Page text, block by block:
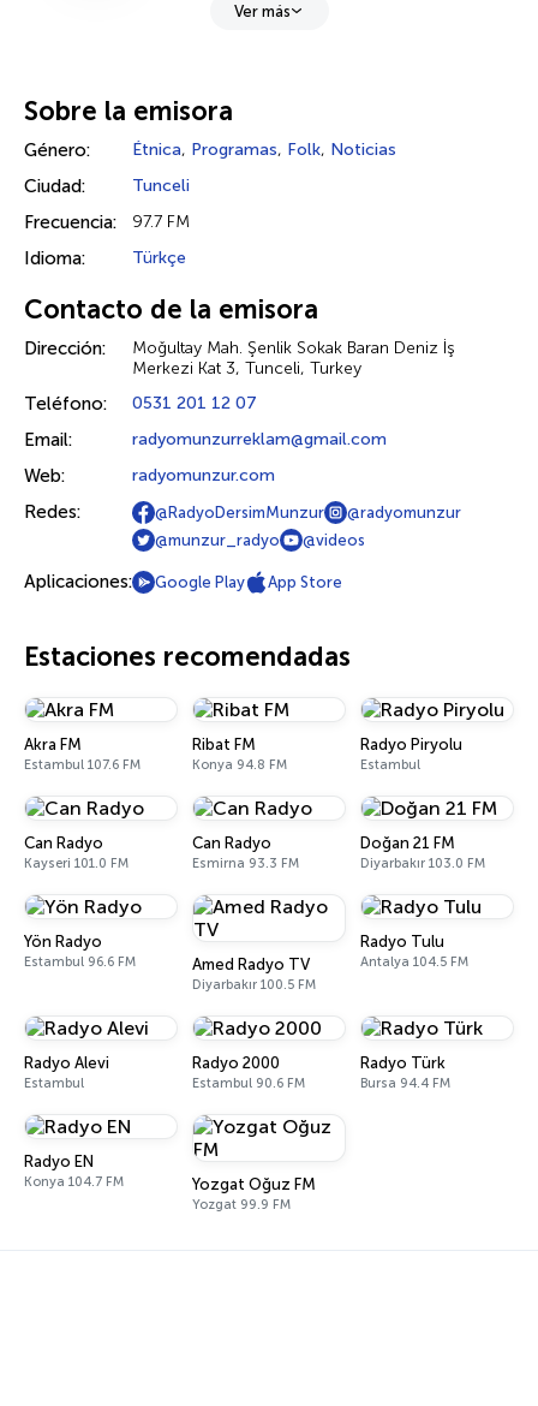
Ver más
Sobre la emisora
Género: Étnica, Programas, Folk, Noticias
Ciudad: Tunceli
Frecuencia: 97.7 FM
Idioma: Türkçe
Contacto de la emisora
Dirección:
Moğultay Mah. Şenlik Sokak Baran Deniz İş
Merkezi Kat 3, Tunceli, Turkey
Teléfono: 0531 201 12 07
Email: radyomunzurreklam@gmail.com
Web: radyomunzur.com
Redes: @RadyoDersimMunzur
@radyomunzur
@munzur_radyo
@videos
Aplicaciones: Google Play App Store
Estaciones recomendadas
Akra FM
Estambul 107.6 FM
Ribat FM
Konya 94.8 FM
Radyo Piryolu
Estambul
Can Radyo
Kayseri 101.0 FM
Can Radyo
Esmirna 93.3 FM
Doğan 21 FM
Diyarbakır 103.0 FM
Yön Radyo
Estambul 96.6 FM Amed Radyo TV
Diyarbakır 100.5 FM
Radyo Tulu
Antalya 104.5 FM
Radyo Alevi
Estambul
Radyo 2000
Estambul 90.6 FM
Radyo Türk
Bursa 94.4 FM
Radyo EN
Konya 104.7 FM Yozgat Oğuz FM
Yozgat 99.9 FM